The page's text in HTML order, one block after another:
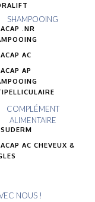
SHAMPOOING
.NR
AC
AP
COMPLÉMENT
ALIMENTAIRE
AC CHEVEUX &
NOUS !